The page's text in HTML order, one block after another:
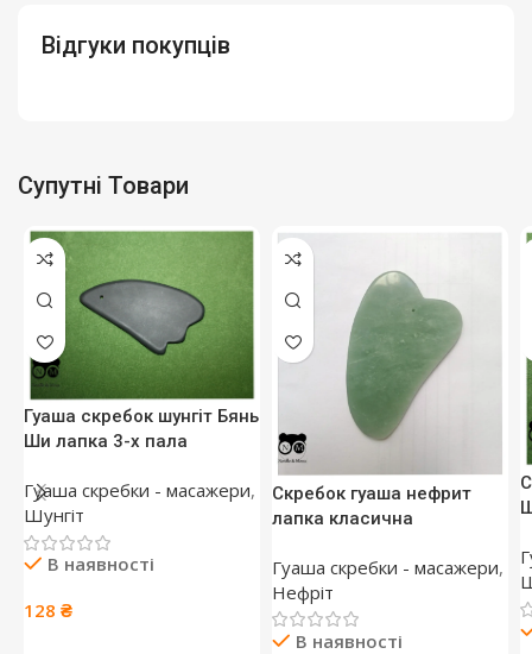
Відгуки покупців
Супутні Товари
Гуаша скребок шунгіт Бянь
Ши лапка 3-х пала
Гуаша скребки - масажери,
Шунгіт
В наявності
128 ₴
Скребок гуаша нефрит
лапка класична
Гуаша скребки - масажери,
Нефріт
В наявності